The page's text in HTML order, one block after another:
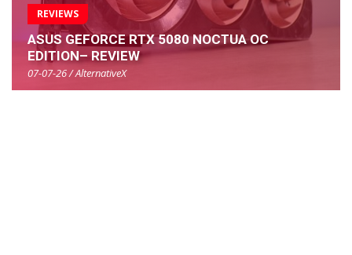
REVIEWS
ASUS GEFORCE RTX 5080 NOCTUA OC
EDITION– REVIEW
07-07-26 / AlternativeX